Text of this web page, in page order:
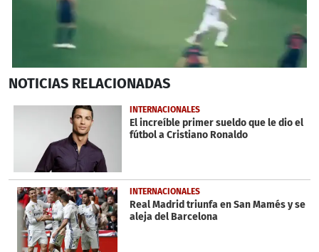
seconds
1
seconds
NOTICIAS RELACIONADAS
INTERNACIONALES
El increíble primer sueldo que le dio el
fútbol a Cristiano Ronaldo
INTERNACIONALES
Real Madrid triunfa en San Mamés y se
aleja del Barcelona